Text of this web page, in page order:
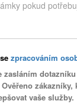
zpracováním
zasláním
zákazníky,
vaše služby.